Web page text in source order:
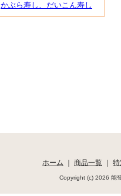
かぶら寿し、だいこん寿し
ホーム ｜ 商品一覧 ｜ 特
Copyright (c) 2026 能